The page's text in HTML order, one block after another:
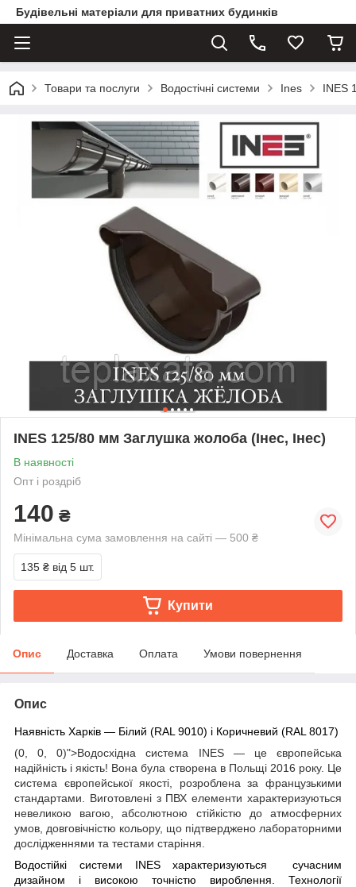
Будівельні матеріали для приватних будинків
Товари та послуги Водостічні системи Ines INES
INES 125/80 мм Заглушка жолоба (Інес, Інес)
В наявності
Опт і роздріб
140 ₴
Мінімальна сума замовлення на сайті — 500 ₴
135 ₴ від 5 шт.
Купити
Опис Доставка Оплата Умови повернення
Опис
Наявність Харків — Білий (RAL 9010) і Коричневий (RAL 8017)
(0, 0, 0)">Водосхідна система INES — це європейська
надійність і якість! Вона була створена в Польщі 2016 року. Це
система європейської якості, розроблена за французькими
стандартами. Виготовлені з ПВХ елементи характеризуються
невеликою вагою, абсолютною стійкістю до атмосферних
умов, довговічністю кольору, що підтверджено лабораторними
дослідженнями та тестами старіння.
Водостійкі системи INES характеризуються сучасним
дизайном і високою точністю вироблення. Технології